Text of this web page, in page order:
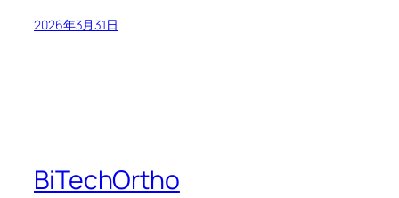
2026年3月31日
BiTechOrtho